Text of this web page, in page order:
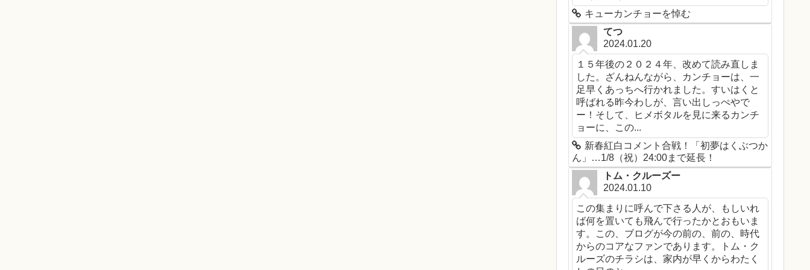
キューカンチョーを悼む
てつ
2024.01.20
１５年後の２０２４年、改めて読み直しま
した。ざんねんながら、カンチョーは、一
足早くあっちへ行かれました。すいはくと
呼ばれる昨今わしが、言い出しっぺやで
ー！そして、ヒメボタルを見に来るカンチ
ョーに、この...
新春紅白コメント合戦！「初夢はくぶつか
ん」…1/8（祝）24:00まで延長！
トム・クルーズー
2024.01.10
この集まりに呼んで下さる人が、もしいれ
ば何を置いても飛んで行ったかとおもいま
す。この、ブログが今の前の、前の、時代
からのコアなファンであります。トム・ク
ルーズのチラシは、家内が早くからわたく